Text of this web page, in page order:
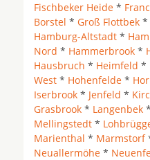
Fischbeker Heide *
Borstel * Groß Flottbek *
Hamburg-Altstadt *
Nord * Hammerbrook *
Hausbruch * Heimfeld *
West * Hohenfelde *
Iserbrook * Jenfeld *
Grasbrook * Langenbek *
Mellingstedt *
Marienthal * Marmstorf
Neuallermöhe *